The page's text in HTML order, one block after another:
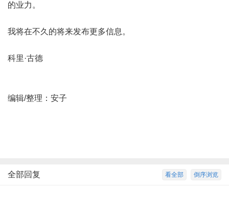
的业力。
我将在不久的将来发布更多信息。
科里·古德
编辑/整理：安子
倒序浏览
看全部
全部回复